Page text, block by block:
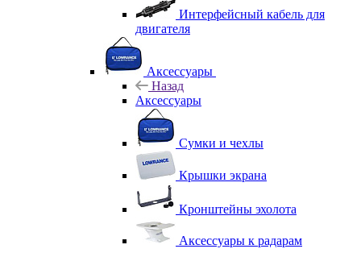
Интерфейсный кабель для
двигателя
Аксессуары
Назад
Аксессуары
Сумки и чехлы
Крышки экрана
Кронштейны эхолота
Аксессуары к радарам